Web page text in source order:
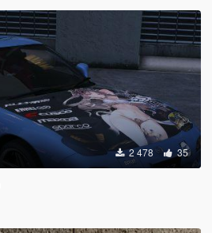
2 478 35